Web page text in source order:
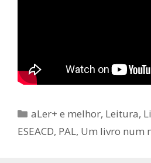
Categorias
aLer+ e melhor, Leitura,
ESEACD, PAL, Um livro num